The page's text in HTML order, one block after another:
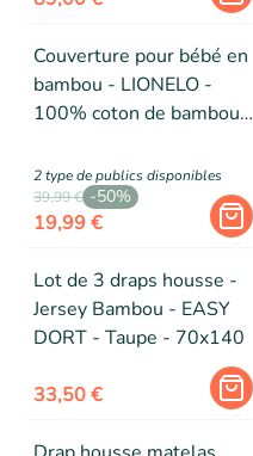
Couverture pour bébé en
bambou - LIONELO -
100% coton de bambou -
Couverture poussette -
Hypoallergénique -
Beige
2type de publics disponibles
39,99 € -50%
19,99 €
Lot de 3 draps housse -
Jersey Bambou - EASY
DORT - Taupe - 70x140
33,50 €